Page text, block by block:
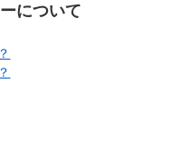
について